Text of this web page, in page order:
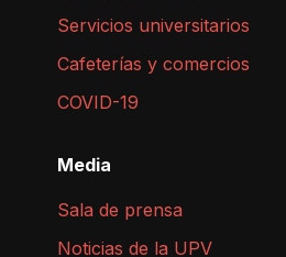
Servicios universitarios
Cafeterías y comercios
COVID-19
Media
Sala de prensa
Noticias de la UPV